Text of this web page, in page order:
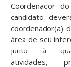
Coordenador
candidato
coordenador(a)
área de seu
junto à
atividades,